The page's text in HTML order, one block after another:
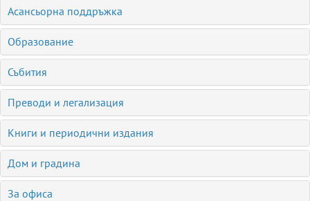
Асансьорна поддръжка
Образование
Събития
Преводи и легализация
Книги и периодични издания
Дом и градина
За офиса